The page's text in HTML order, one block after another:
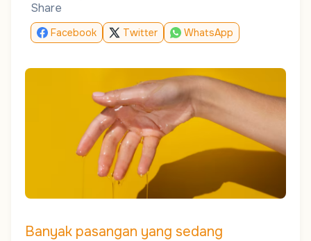
Share
Facebook Twitter WhatsApp
Banyak pasangan yang sedang